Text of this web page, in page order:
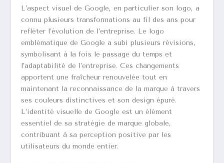
L’aspect visuel de Google, en particulier son logo, a
connu plusieurs transformations au fil des ans pour
refléter l’évolution de l’entreprise. Le logo
emblématique de Google a subi plusieurs révisions,
symbolisant à la fois le passage du temps et
l’adaptabilité de l’entreprise. Ces changements
apportent une fraîcheur renouvelée tout en
maintenant la reconnaissance de la marque à travers
ses couleurs distinctives et son design épuré.
L’identité visuelle de Google est un élément
essentiel de sa stratégie de marque globale,
contribuant à sa perception positive par les
utilisateurs du monde entier.